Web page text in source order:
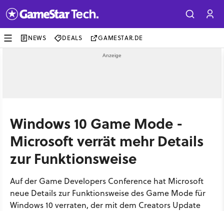
NEWS DEALS GAMESTAR.DE
Windows 10 Game Mode -
Microsoft verrät mehr Details
zur Funktionsweise
Auf der Game Developers Conference hat Microsoft
neue Details zur Funktionsweise des Game Mode für
Windows 10 verraten, der mit dem Creators Update